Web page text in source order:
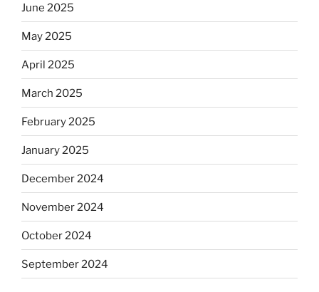
June 2025
May 2025
April 2025
March 2025
February 2025
January 2025
December 2024
November 2024
October 2024
September 2024